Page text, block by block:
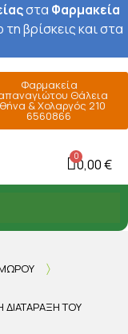
στα Φαρμακεία
βρίσκεις και στα
Φαρμακεία
Θάλεια
& Χολαργός 210
6560866
0,00 €
ΔΙΑΤΆΡΑΞΗ ΤΟΥ